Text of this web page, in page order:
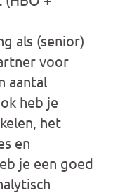
als (senior)
voor
aantal
heb je
het
en
je een goed